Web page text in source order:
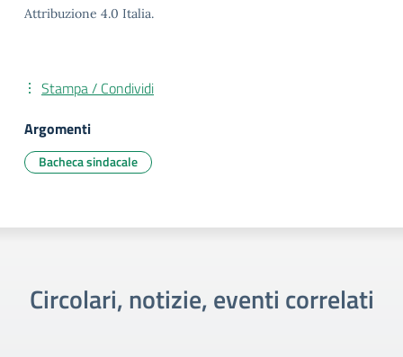
Attribuzione 4.0 Italia.
Stampa / Condividi
Argomenti
Bacheca sindacale
Circolari, notizie, eventi correlati